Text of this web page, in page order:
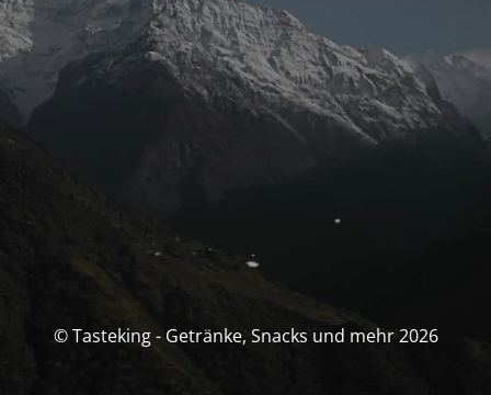
© Tasteking - Getränke, Snacks und mehr 2026